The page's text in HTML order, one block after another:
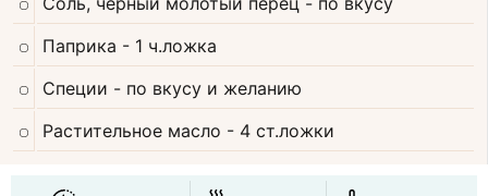
Паприка - 1 ч.ложка
Специи - по вкусу и желанию
Растительное масло - 4 ст.ложки